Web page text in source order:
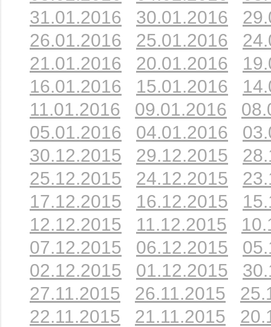
31.01.2016
30.01.2016
26.01.2016
25.01.2016
21.01.2016
20.01.2016
16.01.2016
15.01.2016
11.01.2016
09.01.2016
05.01.2016
04.01.2016
30.12.2015
29.12.2015
25.12.2015
24.12.2015
17.12.2015
16.12.2015
12.12.2015
11.12.2015
07.12.2015
06.12.2015
02.12.2015
01.12.2015
27.11.2015
26.11.2015
22.11.2015
21.11.2015